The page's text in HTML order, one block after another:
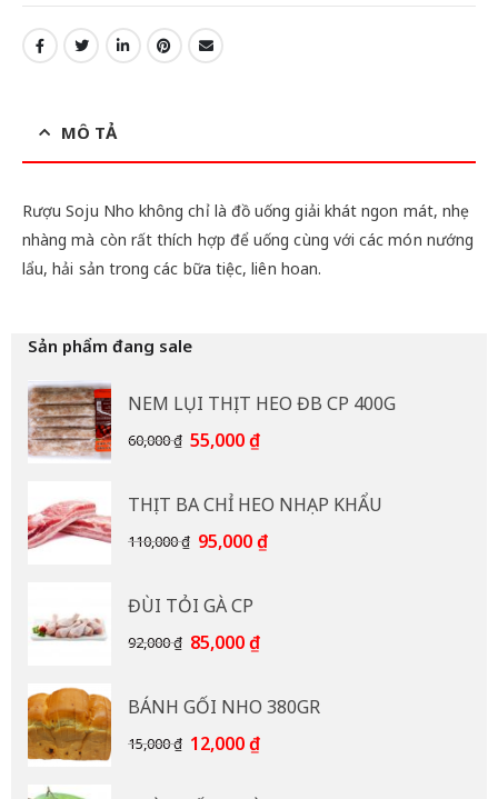
MÔ TẢ
Rượu Soju Nho không chỉ là đồ uống giải khát ngon mát, nhẹ
nhàng mà còn rất thích hợp để uống cùng với các món nướng
lẩu, hải sản trong các bữa tiệc, liên hoan.
Sản phẩm đang sale
NEM LỤI THỊT HEO ĐB CP 400G
60,000₫ Giá
60,000 ₫.
55,000₫Giá
là:
55,000 ₫.
THỊT BA CHỈ HEO NHẠP KHẨU
110,000₫ Giá
110,000 ₫.
95,000₫Giá
ĐÙI TỎI GÀ CP
92,000₫ Giá
92,000 ₫.
85,000₫Giá
là:
85,000 ₫.
BÁNH GỐI NHO 380GR
15,000₫ Giá
12,000₫Giá